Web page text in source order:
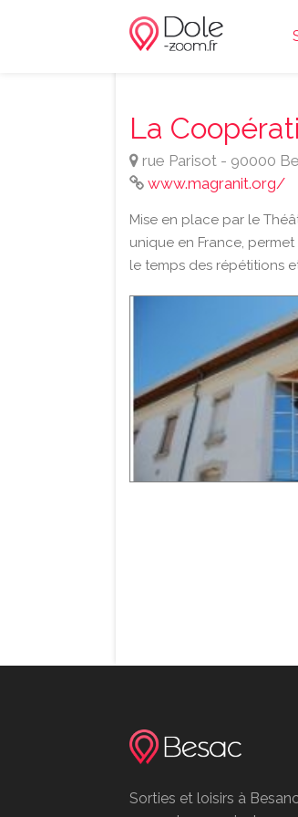
La
rue Parisot - 90000
www.magranit.org/
Mise en place par le
unique en France,
le temps des répétitions
Sorties et loisirs à